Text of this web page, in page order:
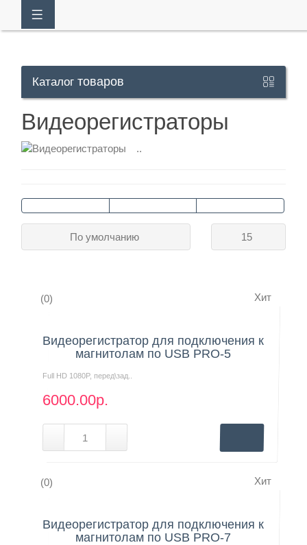
+7
13-
26
работы
Контакты
Каталог товаров
Видеорегистраторы
..
15
По умолчанию
(0) Хит
Видеорегистратор для подключения к
магнитолам по USB PRO-5
Full HD 1080P, перед\зад..
6000.00р.
(0) Хит
Видеорегистратор для подключения к
магнитолам по USB PRO-7